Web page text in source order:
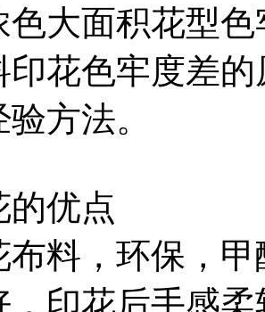
色大面积花型
印花色牢度差
方法。
的优点
布料，环保，
，印花后手感